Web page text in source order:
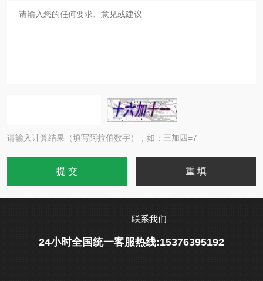
请输入计算结果（填写阿拉伯数字），如：三加四=7
联系我们
24小时全国统一客服热线:15376395192